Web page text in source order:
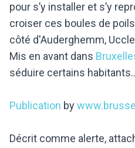
pour s’y installer et s’y
croiser ces boules de
côté d'Auderghemm,
Mis en avant dans
séduire certains
Publication by
Décrit comme alerte,